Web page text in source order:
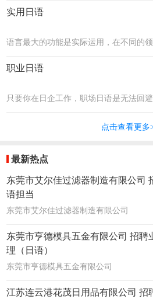
文化差异、职场礼仪、沟通交际等。联普
家！
实用日语
语言最大的功能是实际运用，在不同的
同的需求，比如在美容界有美容日语、在
家为大家讲述并分享他们的经验。
职业日语
只要你在日企工作，职场日语是无法回
大家！
点击查看更多
最新热点
东莞市艾尔佳过滤器制造有限公司
语担当
东莞市艾尔佳过滤器制造有限公司
东莞市亨德模具五金有限公司 招聘
理（日语）
东莞市亨德模具五金有限公司
江苏连云港花茂日用品有限公司 招